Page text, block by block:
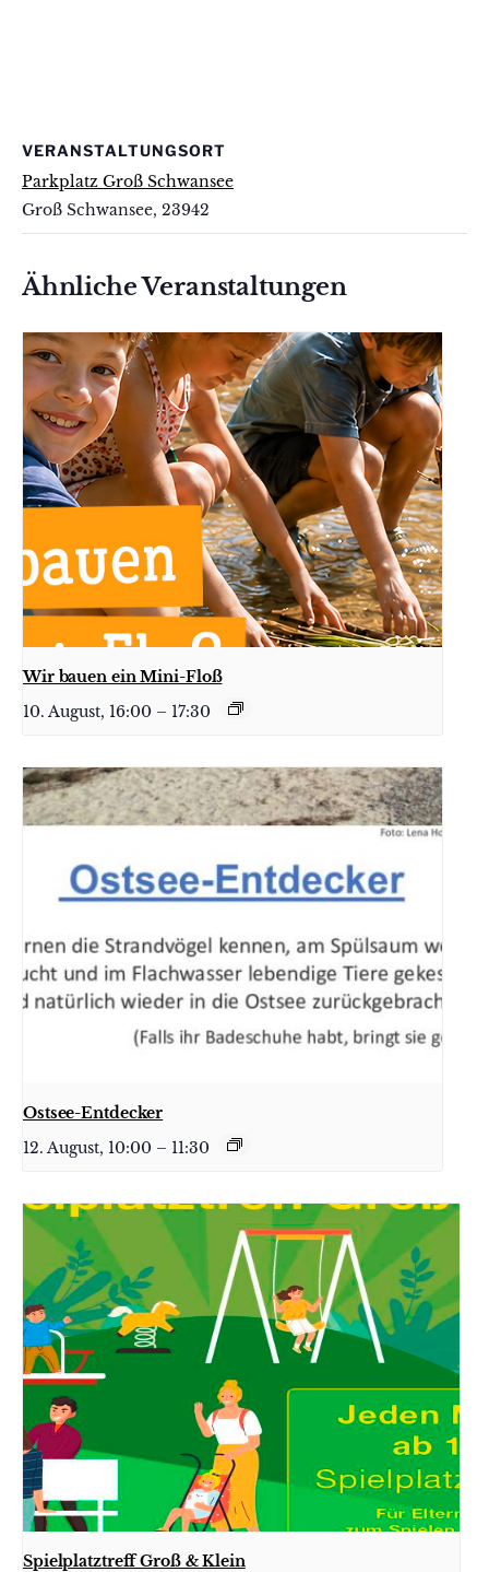
VERANSTALTUNGSORT
Parkplatz Groß Schwansee
Groß Schwansee, 23942
Ähnliche Veranstaltungen
Wir bauen ein Mini-Floß
10. August, 16:00 – 17:30
Ostsee-Entdecker
12. August, 10:00 – 11:30
Spielplatztreff Groß & Klein